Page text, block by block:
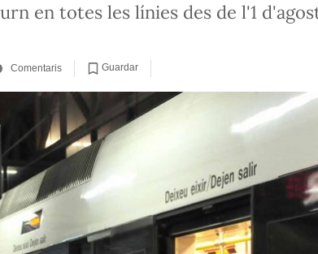
en totes les línies des de l'1
Comentaris Guardar